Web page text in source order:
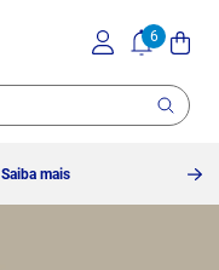
Saiba mais